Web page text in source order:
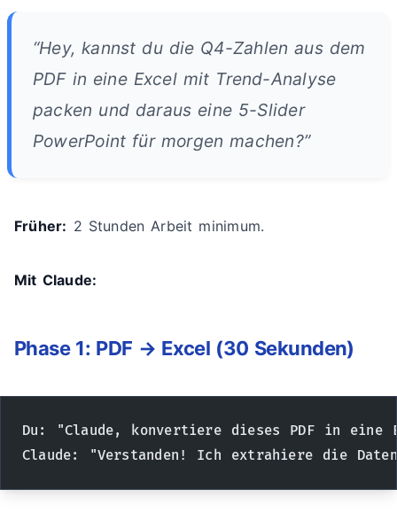
“Hey, kannst du die Q4-Zahlen aus dem
PDF in eine Excel mit Trend-Analyse
packen und daraus eine 5-Slider
PowerPoint für morgen machen?”
Früher: 2 Stunden Arbeit minimum.
Mit Claude:
Phase 1: PDF → Excel (30 Sekunden)
Du: "Claude, konvertiere dieses PDF in eine
Claude: "Verstanden! Ich extrahiere die